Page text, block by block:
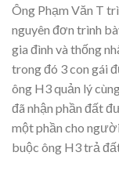
Ông Phạm Văn T
nguyên đơn trình
gia đình và thống
trong đó 3 con gái
ông H3 quản lý
đã nhận phần đất
một phần cho
buộc ông H3 trả